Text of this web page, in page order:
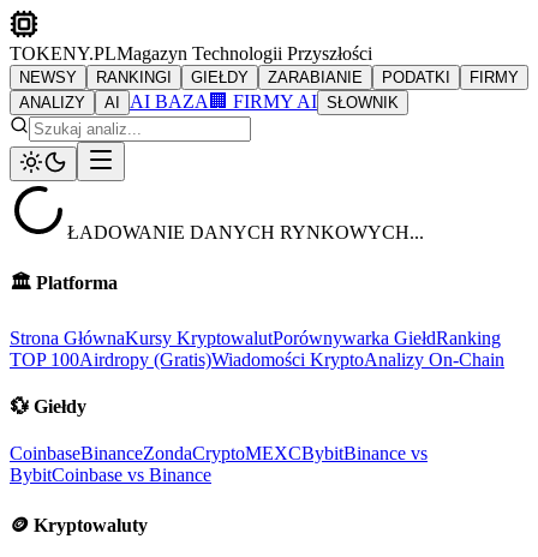
TOKENY.PLMagazyn Technologii Przyszłości
NEWSY RANKINGI GIEŁDY ZARABIANIE PODATKI
FIRMY
ANALIZY
AI AI BAZA 🏢 FIRMY AI SŁOWNIK
ŁADOWANIE DANYCH RYNKOWYCH...
🏛️ Platforma
Strona GłównaKursy KryptowalutPorównywarka GiełdRanking
TOP 100Airdropy (Gratis)Wiadomości KryptoAnalizy On-Chain
💱 Giełdy
CoinbaseBinanceZondaCryptoMEXCBybitBinance vs
BybitCoinbase vs Binance
🪙 Kryptowaluty